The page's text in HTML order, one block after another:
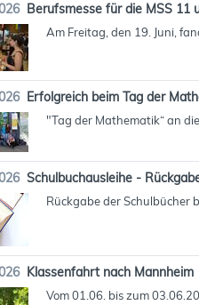
Berufsmesse für die MSS 11
Am Freitag, den 19. Juni,
Erfolgreich beim Tag der
"Tag der Mathematik“ an
Schulbuchausleihe -
Rückgabe der Schulbücher
Klassenfahrt nach Mannheim
Vom 01.06. bis zum